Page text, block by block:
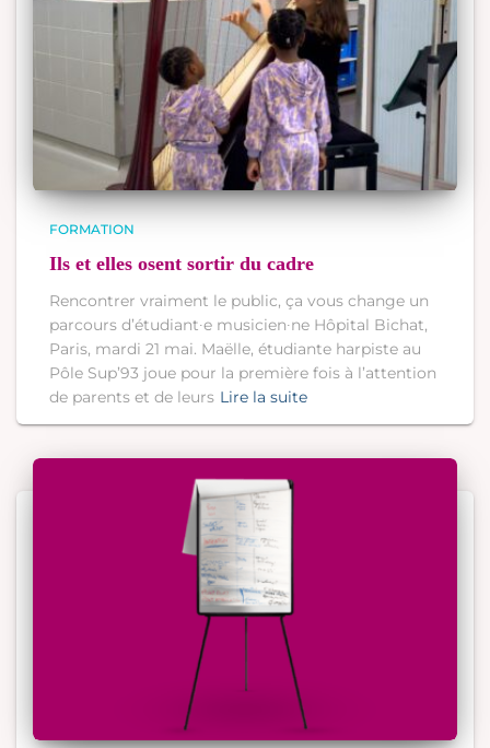
FORMATION
Ils et elles osent sortir du cadre
Rencontrer vraiment le public, ça vous change un
parcours d’étudiant∙e musicien∙ne Hôpital Bichat,
Paris, mardi 21 mai. Maëlle, étudiante harpiste au
Pôle Sup’93 joue pour la première fois à l’attention
de parents et de leurs Lire la suite